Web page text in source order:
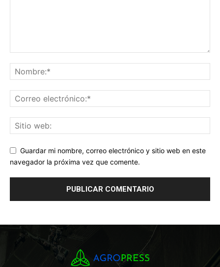
Guardar mi nombre, correo electrónico y sitio web en este
navegador la próxima vez que comente.